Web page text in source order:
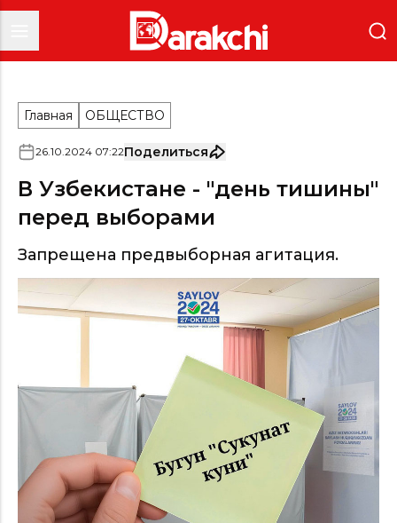
Главная ОБЩЕСТВО
26.10.2024 07:22Поделиться
В Узбекистане - "день тишины"
перед выборами
Запрещена предвыборная агитация.